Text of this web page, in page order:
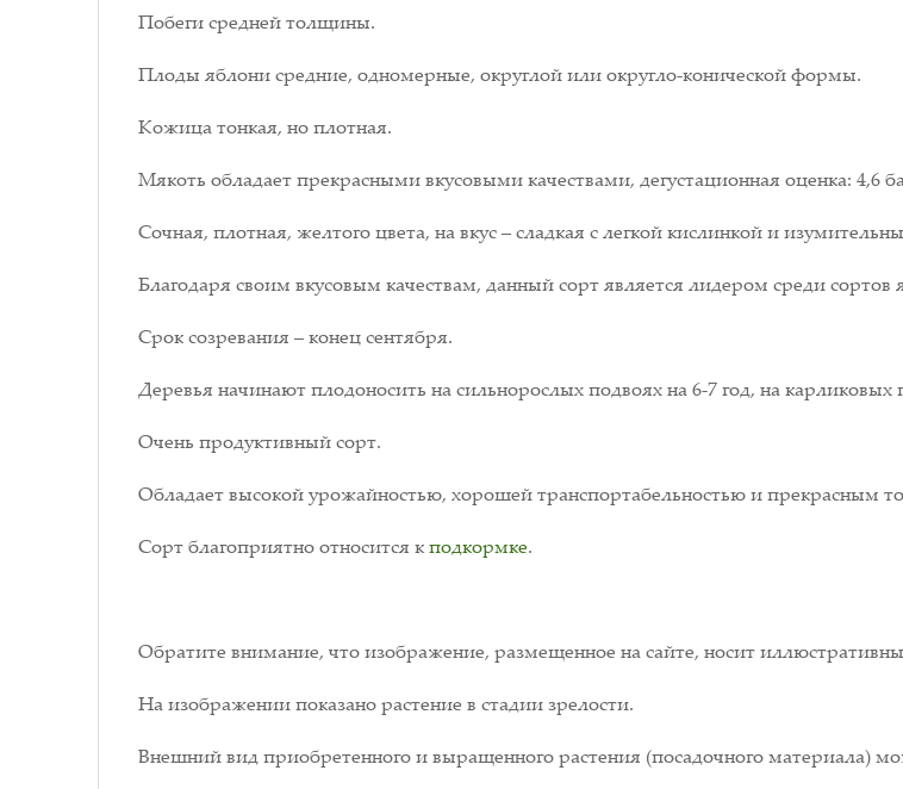
Побеги средней толщины.
Плоды яблони средние, одномерные, округлой или округло-конической формы.
Кожица тонкая, но плотная.
Мякоть обладает прекрасными вкусовыми качествами, дегустационная оценка: 4,6
Сочная, плотная, желтого цвета, на вкус – сладкая с легкой кислинкой и
Благодаря своим вкусовым качествам, данный сорт является лидером среди
Срок созревания – конец сентября.
Деревья начинают плодоносить на сильнорослых подвоях на 6-7 год, на карликовых
Очень продуктивный сорт.
Обладает высокой урожайностью, хорошей транспортабельностью и прекрасным
Сорт благоприятно относится кподкормке.
Обратите внимание, что изображение, размещенное на сайте, носит
На изображении показано растение в стадии зрелости.
Внешний вид приобретенного и выращенного растения (посадочного материала)